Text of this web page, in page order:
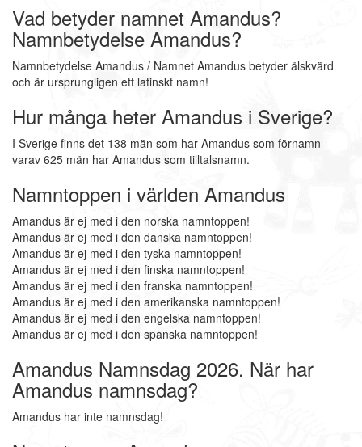
Vad betyder namnet Amandus?
Namnbetydelse Amandus?
Namnbetydelse Amandus / Namnet Amandus betyder älskvärd
och är ursprungligen ett latinskt namn!
Hur många heter Amandus i Sverige?
I Sverige finns det 138 män som har Amandus som förnamn
varav 625 män har Amandus som tilltalsnamn.
Namntoppen i världen Amandus
Amandus är ej med i den norska namntoppen!
Amandus är ej med i den danska namntoppen!
Amandus är ej med i den tyska namntoppen!
Amandus är ej med i den finska namntoppen!
Amandus är ej med i den franska namntoppen!
Amandus är ej med i den amerikanska namntoppen!
Amandus är ej med i den engelska namntoppen!
Amandus är ej med i den spanska namntoppen!
Amandus Namnsdag 2026. När har
Amandus namnsdag?
Amandus har inte namnsdag!